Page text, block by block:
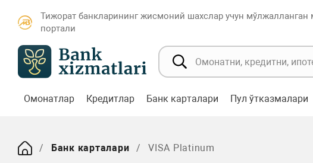
Тижорат банкларининг жисмоний шахслар учун мўлжалланган
портали
Омонатлар Кредитлар Банк карталари Пул ўтказмалари
Банк карталари VISA Platinum